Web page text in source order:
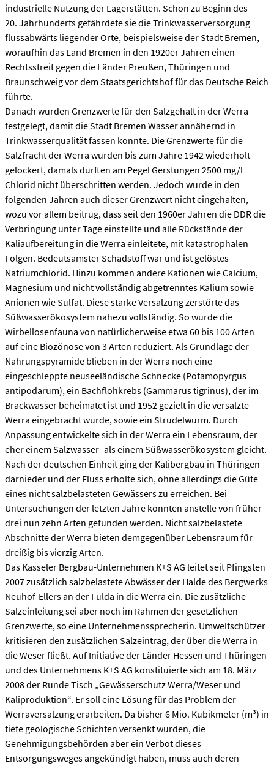
industrielle Nutzung der Lagerstätten. Schon zu Beginn des
20. Jahrhunderts gefährdete sie die Trinkwasserversorgung
flussabwärts liegender Orte, beispielsweise der Stadt Bremen,
woraufhin das Land Bremen in den 1920er Jahren einen
Rechtsstreit gegen die Länder Preußen, Thüringen und
Braunschweig vor dem Staatsgerichtshof für das Deutsche Reich
führte.
Danach wurden Grenzwerte für den Salzgehalt in der Werra
festgelegt, damit die Stadt Bremen Wasser annähernd in
Trinkwasserqualität fassen konnte. Die Grenzwerte für die
Salzfracht der Werra wurden bis zum Jahre 1942 wiederholt
gelockert, damals durften am Pegel Gerstungen 2500 mg/l
Chlorid nicht überschritten werden. Jedoch wurde in den
folgenden Jahren auch dieser Grenzwert nicht eingehalten,
wozu vor allem beitrug, dass seit den 1960er Jahren die DDR die
Verbringung unter Tage einstellte und alle Rückstände der
Kaliaufbereitung in die Werra einleitete, mit katastrophalen
Folgen. Bedeutsamster Schadstoff war und ist gelöstes
Natriumchlorid. Hinzu kommen andere Kationen wie Calcium,
Magnesium und nicht vollständig abgetrenntes Kalium sowie
Anionen wie Sulfat. Diese starke Versalzung zerstörte das
Süßwasserökosystem nahezu vollständig. So wurde die
Wirbellosenfauna von natürlicherweise etwa 60 bis 100 Arten
auf eine Biozönose von 3 Arten reduziert. Als Grundlage der
Nahrungspyramide blieben in der Werra noch eine
eingeschleppte neuseeländische Schnecke (Potamopyrgus
antipodarum), ein Bachflohkrebs (Gammarus tigrinus), der im
Brackwasser beheimatet ist und 1952 gezielt in die versalzte
Werra eingebracht wurde, sowie ein Strudelwurm. Durch
Anpassung entwickelte sich in der Werra ein Lebensraum, der
eher einem Salzwasser- als einem Süßwasserökosystem gleicht.
Nach der deutschen Einheit ging der Kalibergbau in Thüringen
darnieder und der Fluss erholte sich, ohne allerdings die Güte
eines nicht salzbelasteten Gewässers zu erreichen. Bei
Untersuchungen der letzten Jahre konnten anstelle von früher
drei nun zehn Arten gefunden werden. Nicht salzbelastete
Abschnitte der Werra bieten demgegenüber Lebensraum für
dreißig bis vierzig Arten.
Das Kasseler Bergbau-Unternehmen K+S AG leitet seit Pfingsten
2007 zusätzlich salzbelastete Abwässer der Halde des Bergwerks
Neuhof-Ellers an der Fulda in die Werra ein. Die zusätzliche
Salzeinleitung sei aber noch im Rahmen der gesetzlichen
Grenzwerte, so eine Unternehmenssprecherin. Umweltschützer
kritisieren den zusätzlichen Salzeintrag, der über die Werra in
die Weser fließt. Auf Initiative der Länder Hessen und Thüringen
und des Unternehmens K+S AG konstituierte sich am 18. März
2008 der Runde Tisch „Gewässerschutz Werra/Weser und
Kaliproduktion“. Er soll eine Lösung für das Problem der
Werraversalzung erarbeiten. Da bisher 6 Mio. Kubikmeter (m³) in
tiefe geologische Schichten versenkt wurden, die
Genehmigungsbehörden aber ein Verbot dieses
Entsorgungsweges angekündigt haben, muss auch deren